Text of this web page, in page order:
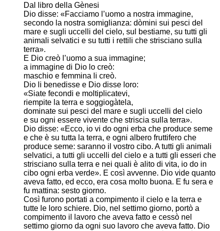
Dal libro della Gènesi
Dio disse: «Facciamo l’uomo a nostra immagine,
secondo la nostra somiglianza: dòmini sui pesci del
mare e sugli uccelli del cielo, sul bestiame, su tutti gli
animali selvatici e su tutti i rettili che strisciano sulla
terra».
E Dio creò l’uomo a sua immagine;
a immagine di Dio lo creò:
maschio e femmina li creò.
Dio li benedisse e Dio disse loro:
«Siate fecondi e moltiplicatevi,
riempite la terra e soggiogàtela,
dominate sui pesci del mare e sugli uccelli del cielo
e su ogni essere vivente che striscia sulla terra».
Dio disse: «Ecco, io vi do ogni erba che produce seme
e che è su tutta la terra, e ogni albero fruttifero che
produce seme: saranno il vostro cibo. A tutti gli animali
selvatici, a tutti gli uccelli del cielo e a tutti gli esseri che
strisciano sulla terra e nei quali è alito di vita, io do in
cibo ogni erba verde». E così avvenne. Dio vide quanto
aveva fatto, ed ecco, era cosa molto buona. E fu sera e
fu mattina: sesto giorno.
Così furono portati a compimento il cielo e la terra e
tutte le loro schiere. Dio, nel settimo giorno, portò a
compimento il lavoro che aveva fatto e cessò nel
settimo giorno da ogni suo lavoro che aveva fatto. Dio